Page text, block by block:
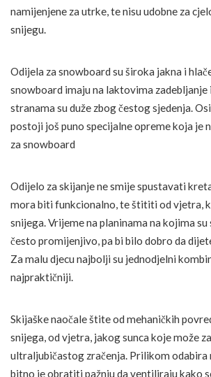
namijenjene za utrke, te nisu udobne za
snijegu.
Odijela za snowboard su široka jakna i
snowboard imaju na laktovima zadebljanje
stranama su duže zbog čestog sjedenja.
postoji još puno specijalne opreme koja je
za snowboard
Odijelo za skijanje ne smije spustavati
mora biti funkcionalno, te štititi od vjetra,
snijega. Vrijeme na planinama na kojima
često promijenjivo, pa bi bilo dobro da
Za malu djecu najbolji su jednodjelni
najpraktičniji.
Skijaške naočale štite od mehaničkih
snijega, od vjetra, jakog sunca koje može
ultraljubičastog zračenja. Prilikom odabira
bitno je obratiti pažnju da ventiliraju kako